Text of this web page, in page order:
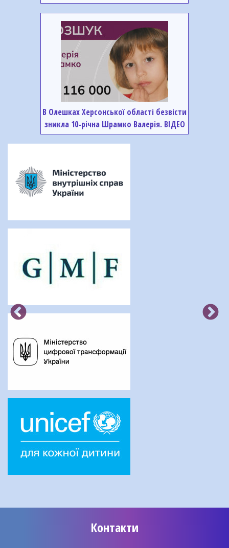
В Олешках Херсонської області безвісти
зникла 10-річна Шрамко Валерія. ВІДЕО
Контакти